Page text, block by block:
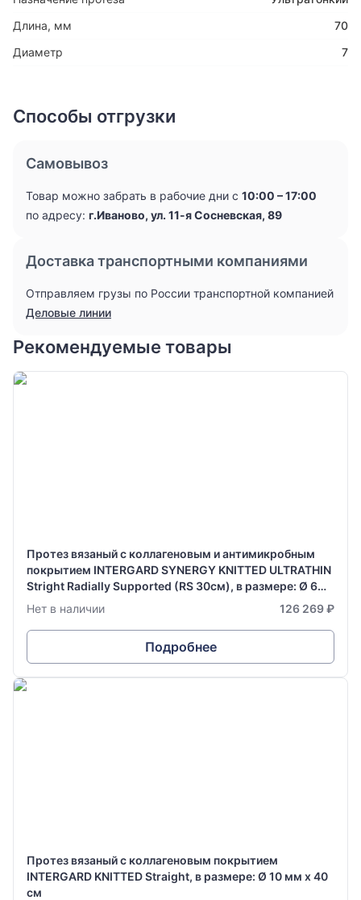
Длина, мм
70
Диаметр
7
Способы отгрузки
Самовывоз
Товар можно забрать в рабочие дни с 10:00 – 17:00
по адресу: г.Иваново, ул. 11-я Сосневская, 89
Доставка транспортными компаниями
Отправляем грузы по России транспортной компанией
Деловые линии
Рекомендуемые товары
Протез вязаный с коллагеновым и антимикробным
покрытием INTERGARD SYNERGY KNITTED ULTRATHIN
Stright Radially Supported (RS 30см), в размере: Ø 6
мм х 70 см
Нет в наличии 126 269 ₽
Подробнее
Протез вязаный с коллагеновым покрытием
INTERGARD KNITTED Straight, в размере: Ø 10 мм х 40
см